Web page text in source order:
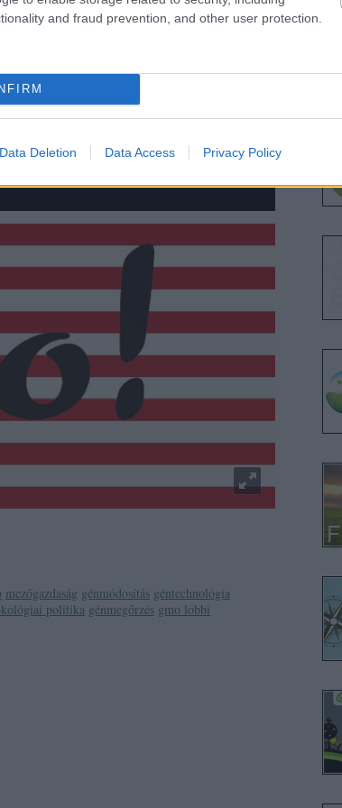
and fraud prevention, and other user protection.
Data Deletion Data Access Privacy Policy
mezőgazdaság génmódosítás géntechnológia
politika génmegőrzés gmo lobbi